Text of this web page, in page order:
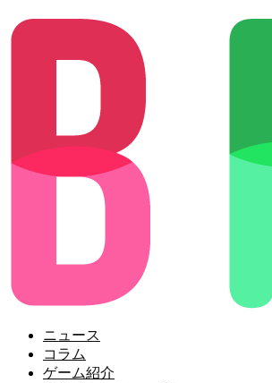
ニュース
コラム
ゲーム紹介